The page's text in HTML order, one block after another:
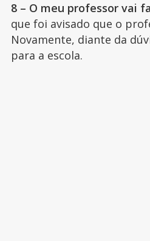
8 – O meu professor vai
que foi avisado que o
Novamente, diante da
para a escola.